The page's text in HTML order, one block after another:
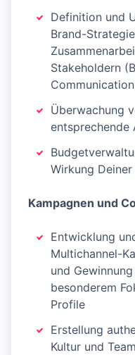
Definition und
Brand-
Stakeholdern
Überwachung
entsprechende
Wirkung
Kampagnen und
Entwicklung
Multichannel-
und
besonderem
Profile
Erstellung
Kultur und